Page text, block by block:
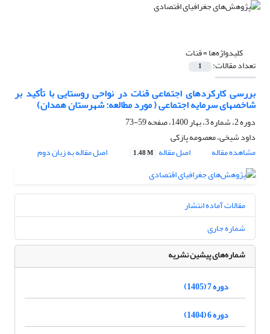
کلیدواژه‌ها =قنات
تعداد مقالات: 1
بررسی کارکردهای اجتماعی قنات در نواحی روستایی با تأکید بر
شاخصهای سرمایه اجتماعی ( مورد مطالعه: شهرستان همدان)
دوره 2، شماره 3، بهار 1400، صفحه
59-73
داود شیخی، معصومه پازکی
مشاهده مقاله
اصل مقاله 1.48 M اصل مقاله به زبان دوم
مقالات آماده انتشار
شماره جاری
شماره‌های پیشین نشریه
دوره 7 (1405)
دوره 6 (1404)